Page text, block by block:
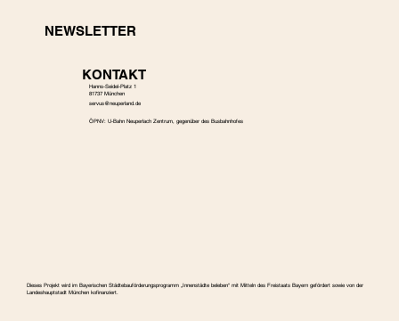
KONTAKT
Hanns-Seidel-Platz 1
81737 München
servus@neuperland.de
ÖPNV: U-Bahn Neuperlach Zentrum, gegenüber des Busbahnhofes
NEWSLETTER
Dieses Projekt wird im Bayerischen Städtebauförderungspro­gramm „Innenstädte beleben“ mit Mitteln des Freistaats Bayern gefördert sowie von der
Landeshauptstadt München kofinanziert.